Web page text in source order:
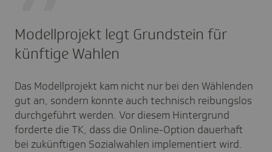
Modellprojekt legt Grundstein für
künftige Wahlen
Das Modellprojekt kam nicht nur bei den Wählenden
gut an, sondern konnte auch technisch reibungslos
durchgeführt werden. Vor diesem Hintergrund
forderte die TK, dass die Online-Option dauerhaft
bei zukünftigen Sozialwahlen implementiert wird.